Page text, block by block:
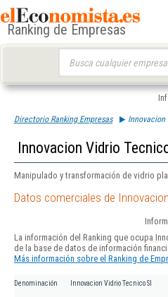
Ranking de Empresas
Directorio Ranking Empresas Innovacion
Innovacion Vidrio
Manipulado y transformación de vidrio
Datos comerciales de
La información del Ranking que ocupa
de la base de datos de información
Más información sobre el Ranking de
Denominación Innovacion Vidrio Tecnico Sl